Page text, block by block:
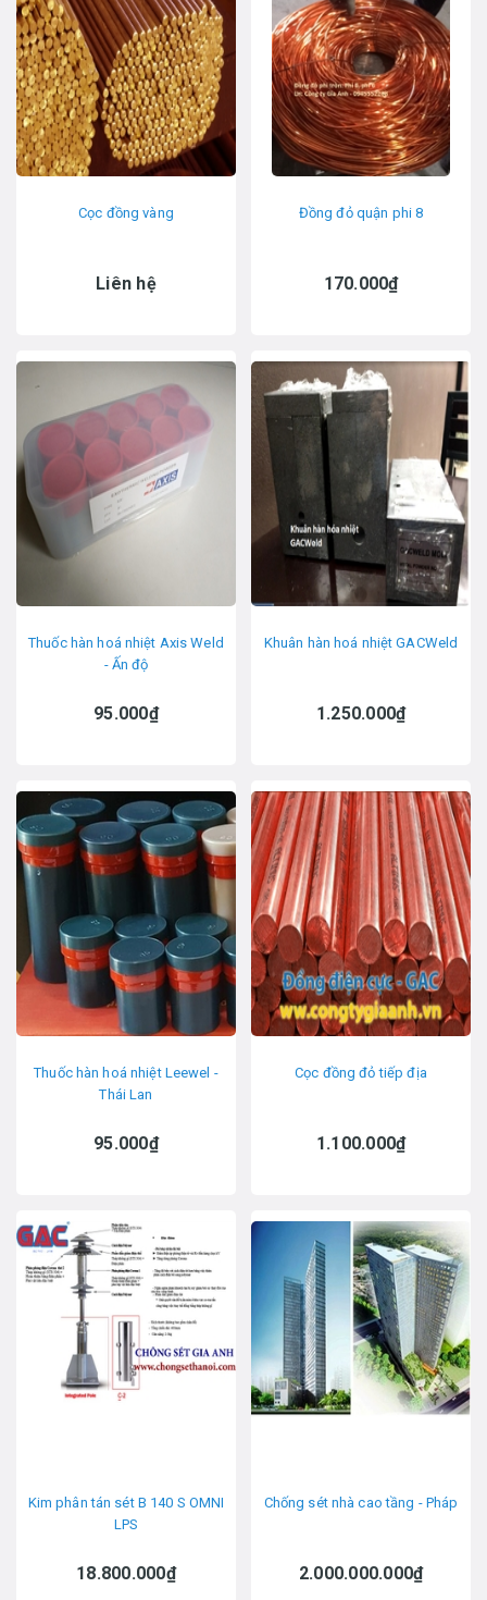
Cọc đồng vàng
Liên hệ
Đồng đỏ quận phi 8
170.000₫
Thuốc hàn hoá nhiệt Axis Weld
- Ấn độ
95.000₫
Khuân hàn hoá nhiệt GACWeld
1.250.000₫
Thuốc hàn hoá nhiệt Leewel -
Thái Lan
95.000₫
Cọc đồng đỏ tiếp địa
1.100.000₫
Kim phân tán sét B 140 S OMNI
LPS
18.800.000₫
Chống sét nhà cao tầng - Pháp
2.000.000.000₫